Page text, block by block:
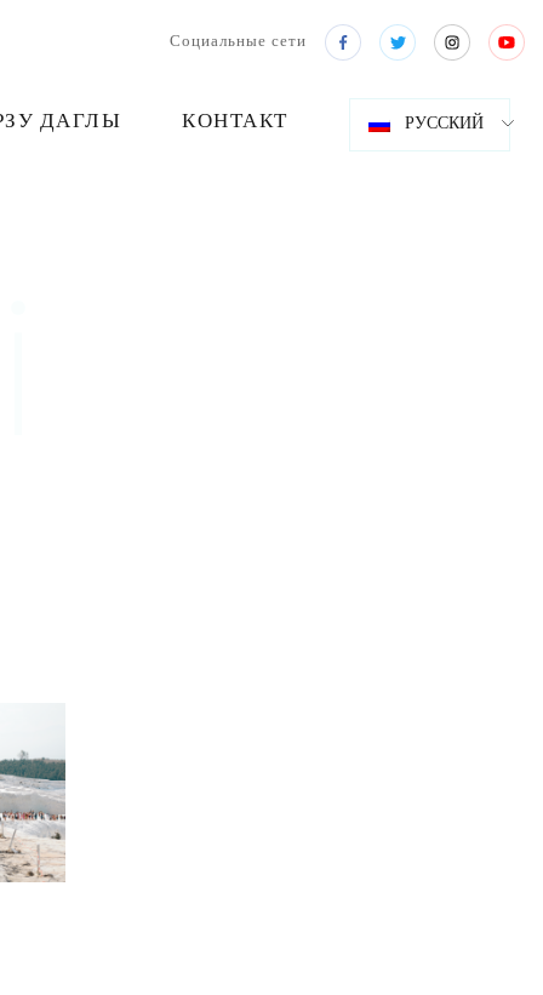
Социальные сети
ДАГЛЫ КОНТАКТ РУССКИЙ